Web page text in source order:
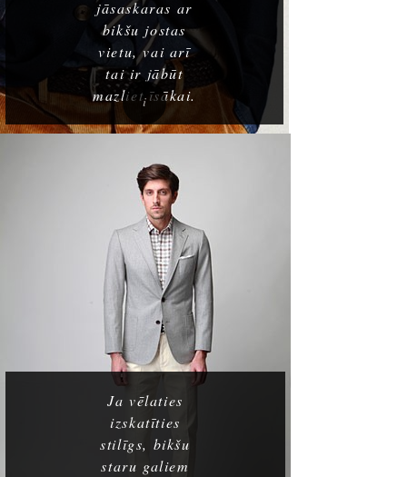
jāsaskaras ar
bikšu jostas
vietu, vai arī
tai ir jābūt
mazliet īsākai.
Ja vēlaties
izskatīties
stilīgs, bikšu
staru galiem